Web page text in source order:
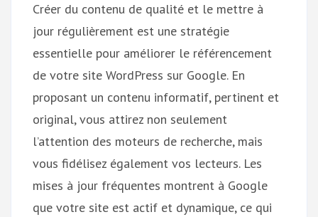
Créer du contenu de qualité et le mettre à
jour régulièrement est une stratégie
essentielle pour améliorer le référencement
de votre site WordPress sur Google. En
proposant un contenu informatif, pertinent et
original, vous attirez non seulement
l’attention des moteurs de recherche, mais
vous fidélisez également vos lecteurs. Les
mises à jour fréquentes montrent à Google
que votre site est actif et dynamique, ce qui